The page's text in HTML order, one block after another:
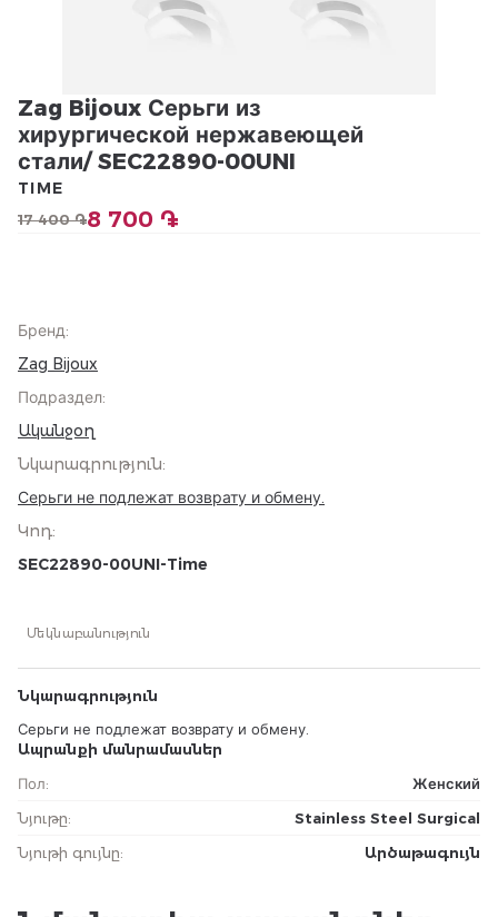
Zag Bijoux Серьги из
хирургической нержавеющей
стали/ SEC22890-00UNI
17 400 ֏8 700 ֏
TIME
Бренд:
Zag Bijoux
Подраздел:
Ականջօղ
Նկարագրություն:
Серьги не подлежат возврату и обмену.
Կոդ:
SEC22890-00UNI-Time
Մեկնաբանություն
Նկարագրություն
Серьги не подлежат возврату и обмену.
Ապրանքի մանրամասներ
Пол:
Женский
Նյութը:
Stainless Steel Surgical
Նյութի գույնը: Արծաթագույն